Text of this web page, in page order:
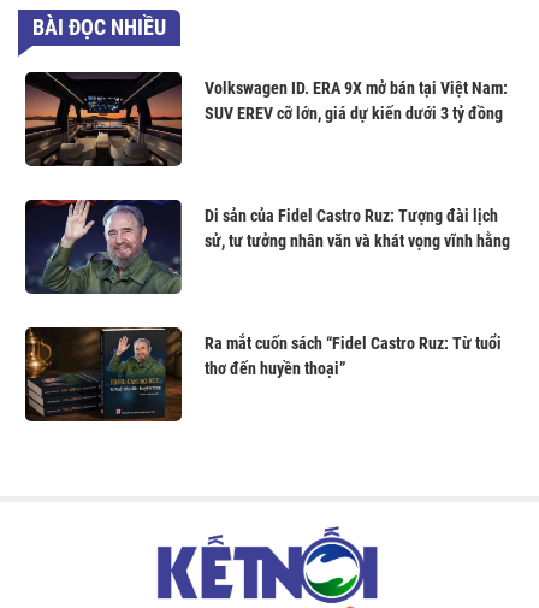
BÀI ĐỌC NHIỀU
Volkswagen ID. ERA 9X mở bán tại Việt Nam:
SUV EREV cỡ lớn, giá dự kiến dưới 3 tỷ đồng
Di sản của Fidel Castro Ruz: Tượng đài lịch
sử, tư tưởng nhân văn và khát vọng vĩnh hằng
Ra mắt cuốn sách “Fidel Castro Ruz: Từ tuổi
thơ đến huyền thoại”